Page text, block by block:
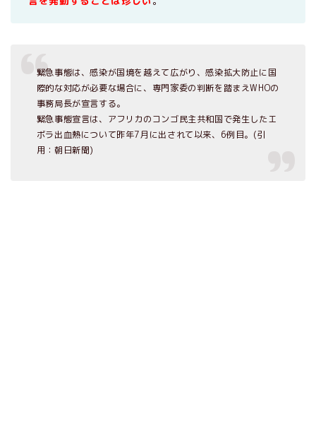
緊急事態は、感染が国境を越えて広がり、感染拡大防止に国
際的な対応が必要な場合に、専門家委の判断を踏まえWHOの
事務局長が宣言する。
緊急事態宣言は、アフリカのコンゴ民主共和国で発生したエ
ボラ出血熱について昨年7月に出されて以来、6例目。(引
用：朝日新聞)